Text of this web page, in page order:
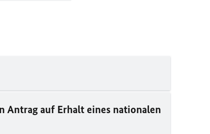
Antrag auf Erhalt eines nationalen